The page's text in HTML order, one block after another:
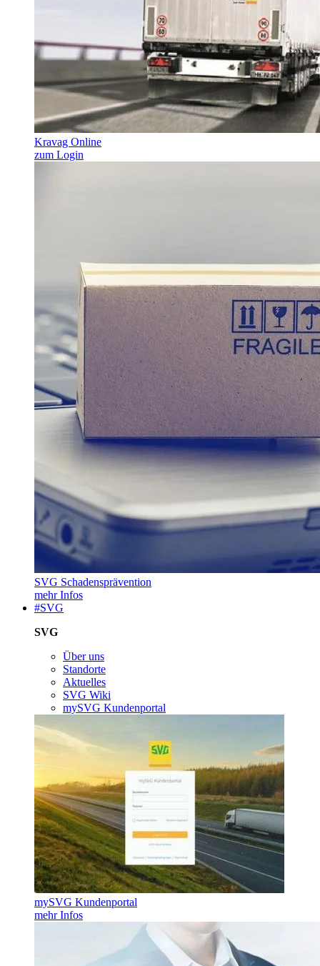
Kravag Online
zum Login
SVG Schadensprävention
mehr Infos
#SVG
SVG
Über uns
Standorte
Aktuelles
SVG Wiki
mySVG Kundenportal
mySVG Kundenportal
mehr Infos